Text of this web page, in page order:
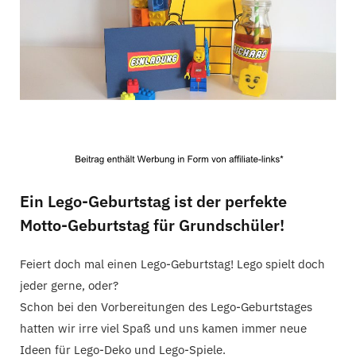
Ein Lego-Geburtstag ist der perfekte
Motto-Geburtstag für Grundschüler!
Feiert doch mal einen Lego-Geburtstag! Lego spielt doch
jeder gerne, oder?
​Schon bei den Vorbereitungen des Lego-Geburtstages
hatten wir irre viel Spaß und uns kamen immer neue
Ideen für Lego-Deko und Lego-Spiele.